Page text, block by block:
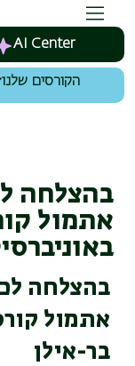
AI Center
הקורסים שלנו
בהצלחה
בהצלחה
בר-אילן